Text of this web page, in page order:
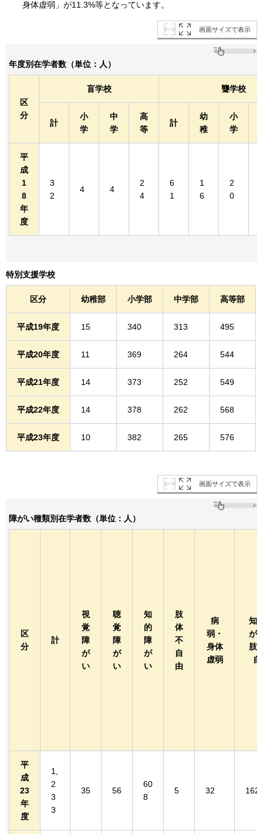
身体虚弱」が11.3%等となっています。
画面サイズで表示
年度別在学者数（単位：人）
区
分
盲学校 聾学校
計
小
学
中
学
高
等
計
幼
稚
小
学
平
成
1
8
年
度
3
2
4 4
2
4
6
1
1
6
2
0
特別支援学校
区分 幼稚部 小学部 中学部 高等部
平成19年度 15 340 313 495
平成20年度 11 369 264 544
平成21年度 14 373 252 549
平成22年度 14 378 262 568
平成23年度 10 382 265 576
画面サイズで表示
障がい種類別在学者数（単位：人）
区
分
計
視
覚
障
が
い
聴
覚
障
が
い
知
的
障
が
い
肢
体
不
自
由
病
弱・
身体
虚弱
知
が
肢
平
成
23
年
度
1,
2
3
3
35 56
60
8
5 32 162